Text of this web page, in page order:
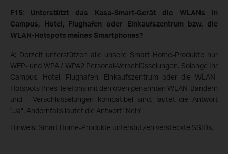
F15: Unterstützt das Kasa-Smart-Gerät die WLANs in
Campus, Hotel, Flughafen oder Einkaufszentrum bzw. die
WLAN-Hotspots meines Smartphones?
A: Derzeit unterstützen alle unsere Smart Home-Produkte nur
WEP- und WPA / WPA2 Personal-Verschlüsselungen. Solange Ihr
Campus, Hotel, Flughafen, Einkaufszentrum oder die WLAN-
Hotspots Ihres Telefons mit den oben genannten WLAN-Bändern
und - Verschlüsselungen kompatibel sind, lautet die Antwort
"Ja". Andernfalls lautet die Antwort "Nein".
Hinweis: Smart Home-Produkte unterstützen versteckte SSIDs.